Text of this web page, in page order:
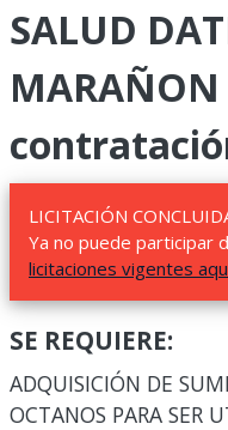
SALUD
LICITACIÓN
Ya no puede participar
licitaciones vigentes
SE REQUIERE:
ADQUISICIÓN DE
OCTANOS PARA SER